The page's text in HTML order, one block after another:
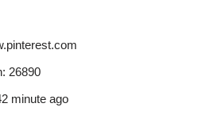
26890
minute ago